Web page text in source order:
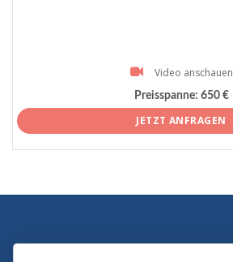
Video anschauen
Preisspanne: 650 €
JETZT ANFRAGEN